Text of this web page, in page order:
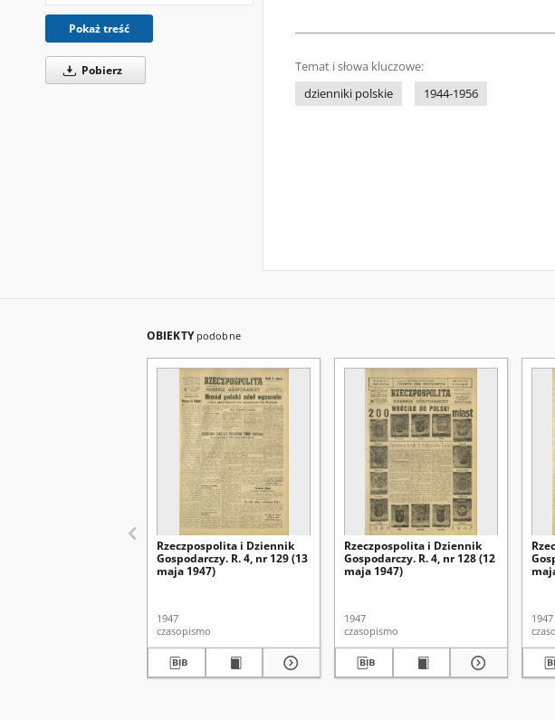
Pokaż treść
Pobierz
Temat i słowa kluczowe:
dzienniki polskie
1944-1956
OBIEKTY podobne
Rzeczpospolita i Dziennik
Gospodarczy. R. 4, nr 129 (13
maja 1947)
1947
czasopismo
Rzeczpospolita i Dziennik
Gospodarczy. R. 4, nr 128 (12
maja 1947)
1947
czasopismo
1947